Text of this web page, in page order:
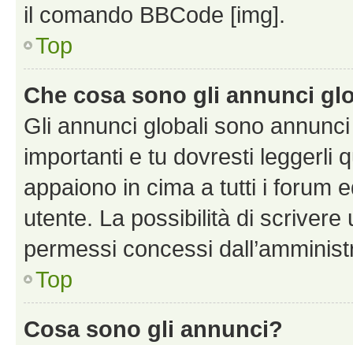
il comando BBCode [img].
Top
Che cosa sono gli annunci
Gli annunci globali sono
importanti e tu dovresti leggerli
appaiono in cima a tutti i forum
utente. La possibilità di
permessi concessi
Top
Cosa sono gli annunci?